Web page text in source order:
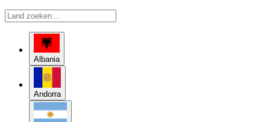
Albania
Andorra